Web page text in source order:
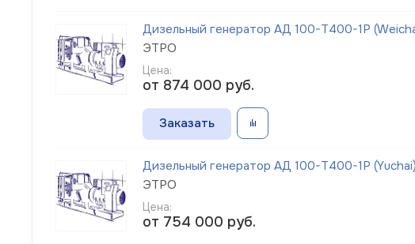
Дизельный генератор АД 100-Т400-1Р
ЭТРО
Цена:
от 874 000 руб.
Заказать
Дизельный генератор АД 100-Т400-1Р (Yuchai)
ЭТРО
Цена:
от 754 000 руб.